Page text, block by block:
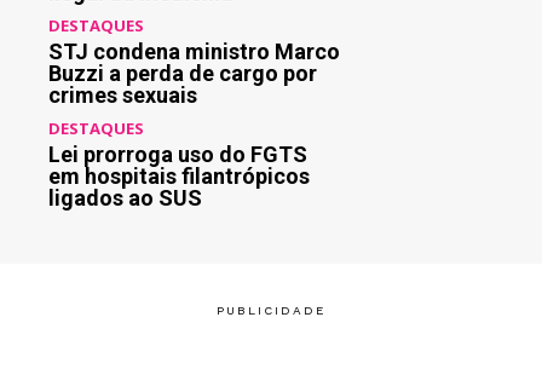
DESTAQUES
STJ condena ministro Marco
Buzzi a perda de cargo por
crimes sexuais
DESTAQUES
Lei prorroga uso do FGTS
em hospitais filantrópicos
ligados ao SUS